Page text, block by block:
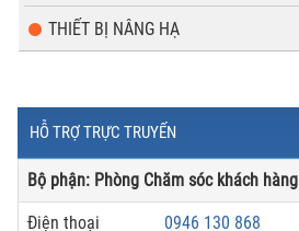
THIẾT BỊ NÂNG HẠ
HỖ TRỢ TRỰC TRUYẾN
Bộ phận: Phòng Chăm sóc khách hàng
Điện thoại 0946 130 868